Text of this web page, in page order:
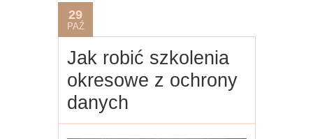
29
PAŹ
Jak robić szkolenia
okresowe z ochrony
danych